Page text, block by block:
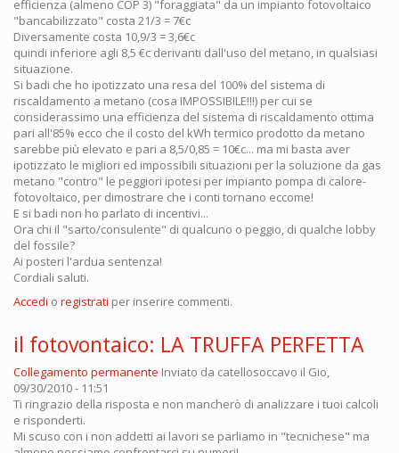
efficienza (almeno COP 3) "foraggiata" da un impianto fotovoltaico
"bancabilizzato" costa 21/3 = 7€c
Diversamente costa 10,9/3 = 3,6€c
quindi inferiore agli 8,5 €c derivanti dall'uso del metano, in qualsiasi
situazione.
Si badi che ho ipotizzato una resa del 100% del sistema di
riscaldamento a metano (cosa IMPOSSIBILE!!!) per cui se
considerassimo una efficienza del sistema di riscaldamento ottima
pari all'85% ecco che il costo del kWh termico prodotto da metano
sarebbe più elevato e pari a 8,5/0,85 = 10€c... ma mi basta aver
ipotizzato le migliori ed impossibili situazioni per la soluzione da gas
metano "contro" le peggiori ipotesi per impianto pompa di calore-
fotovoltaico, per dimostrare che i conti tornano eccome!
E si badi non ho parlato di incentivi...
Ora chi il "sarto/consulente" di qualcuno o peggio, di qualche lobby
del fossile?
Ai posteri l'ardua sentenza!
Cordiali saluti.
Accedi o registrati per inserire commenti.
il fotovontaico: LA TRUFFA PERFETTA
Collegamento permanente Inviato da catellosoccavo il Gio,
09/30/2010 - 11:51
Ti ringrazio della risposta e non mancherò di analizzare i tuoi calcoli
e risponderti.
Mi scuso con i non addetti ai lavori se parliamo in "tecnichese" ma